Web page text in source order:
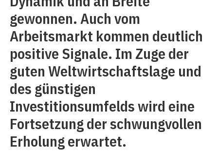
gewonnen. Auch vom
Arbeitsmarkt kommen deutlich
positive Signale. Im Zuge der
guten Weltwirtschaftslage und
des günstigen
Investitionsumfelds wird eine
Fortsetzung der schwungvollen
Erholung erwartet.